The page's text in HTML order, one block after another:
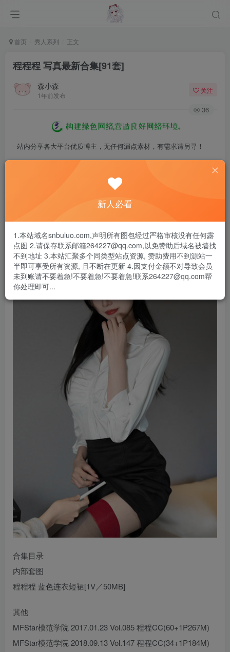
首页 秀人系列 正文
程程程 写真最新合集[91套]
森小森
1年前发布
关注
36
- 站内分享各大平台优质博主，无任何漏点素材，有需求请另寻！
- 百度网盘提示提取码错误，请更换浏览器重试，这是百度网盘版本问
- 遇见解压密码不对、无法解压，请查看
- 资源失效/充值未到账/账号解禁...等问题请《提交工单》
合集目录
内部套图
程程程 蓝色连衣短裙[1V／50MB]
其他
MFStar模范学院 2017.01.23 Vol.085 程程CC(60+1P267M)
MFStar模范学院 2018.09.13 Vol.147 程程CC(34+1P184M)
新人必看
1.本站域名snbuluo.com,声明所有图包经过严格审核没有任何露
点图 2.请保存联系邮箱264227@qq.com,以免赞助后域名被墙找
不到地址 3.本站汇聚多个同类型站点资源, 赞助费用不到源站一
半即可享受所有资源, 且不断在更新 4.因支付金额不对导致会员
未到账请不要着急!不要着急!不要着急!联系264227@qq.com帮
你处理即可...